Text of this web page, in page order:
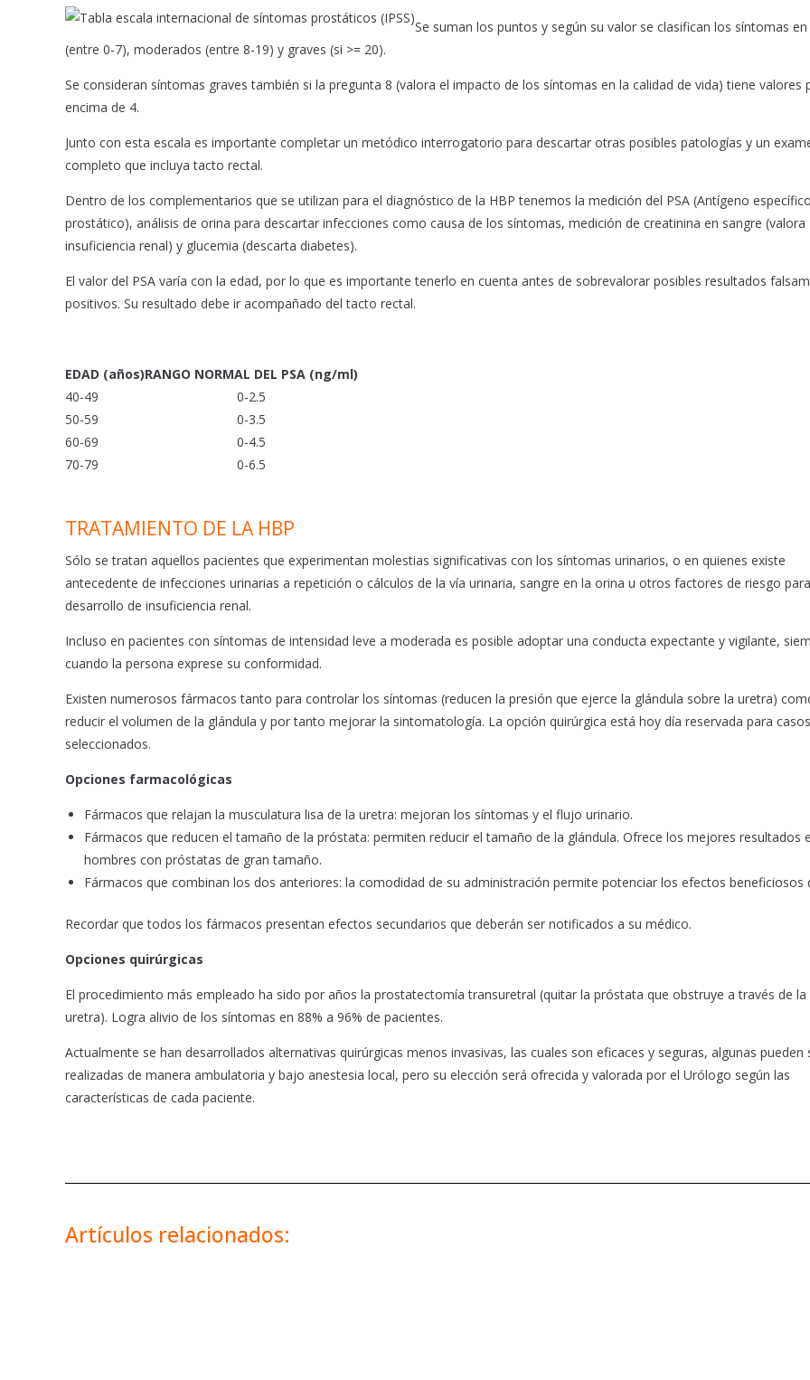
Se suman los puntos y según su valor se clasifican los síntomas en
(entre 0-7), moderados (entre 8-19) y graves (si >= 20).
Se consideran síntomas graves también si la pregunta 8 (valora el impacto de los síntomas en la calidad de vida) tiene valores
encima de 4.
Junto con esta escala es importante completar un metódico interrogatorio para descartar otras posibles patologías y un
completo que incluya tacto rectal.
Dentro de los complementarios que se utilizan para el diagnóstico de la HBP tenemos la medición del PSA (Antígeno específico
prostático), análisis de orina para descartar infecciones como causa de los síntomas, medición de creatinina en sangre (valora
insuficiencia renal) y glucemia (descarta diabetes).
El valor del PSA varía con la edad, por lo que es importante tenerlo en cuenta antes de sobrevalorar posibles resultados
positivos. Su resultado debe ir acompañado del tacto rectal.
EDAD (años)RANGO NORMAL DEL PSA (ng/ml)
40-49
0-2.5
50-59
0-3.5
60-69
0-4.5
70-79
0-6.5
TRATAMIENTO DE LA HBP
Sólo se tratan aquellos pacientes que experimentan molestias significativas con los síntomas urinarios, o en quienes existe
antecedente de infecciones urinarias a repetición o cálculos de la vía urinaria, sangre en la orina u otros factores de riesgo
desarrollo de insuficiencia renal.
Incluso en pacientes con síntomas de intensidad leve a moderada es posible adoptar una conducta expectante y vigilante,
cuando la persona exprese su conformidad.
Existen numerosos fármacos tanto para controlar los síntomas (reducen la presión que ejerce la glándula sobre la uretra)
reducir el volumen de la glándula y por tanto mejorar la sintomatología. La opción quirúrgica está hoy día reservada para casos
seleccionados.
Opciones farmacológicas
Fármacos que relajan la musculatura lisa de la uretra: mejoran los síntomas y el flujo urinario.
Fármacos que reducen el tamaño de la próstata: permiten reducir el tamaño de la glándula. Ofrece los mejores resultados
hombres con próstatas de gran tamaño.
Fármacos que combinan los dos anteriores: la comodidad de su administración permite potenciar los efectos beneficiosos
Recordar que todos los fármacos presentan efectos secundarios que deberán ser notificados a su médico.
Opciones quirúrgicas
El procedimiento más empleado ha sido por años la prostatectomía transuretral (quitar la próstata que obstruye a través de la
uretra). Logra alivio de los síntomas en 88% a 96% de pacientes.
Actualmente se han desarrollados alternativas quirúrgicas menos invasivas, las cuales son eficaces y seguras, algunas pueden
realizadas de manera ambulatoria y bajo anestesia local, pero su elección será ofrecida y valorada por el Urólogo según las
características de cada paciente.
Artículos relacionados: